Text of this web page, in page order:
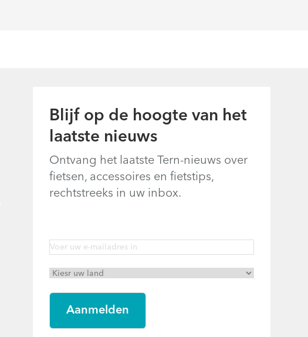
Blijf op de hoogte van het
laatste nieuws
Ontvang het laatste Tern-nieuws over
fietsen, accessoires en fietstips,
rechtstreeks in uw inbox.